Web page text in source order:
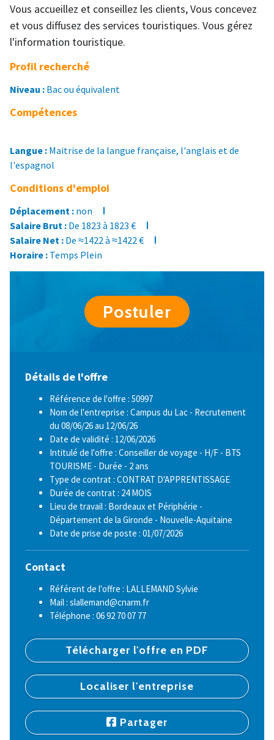
Vous accueillez et conseillez les clients, Vous concevez
et vous diffusez des services touristiques. Vous gérez
l'information touristique.
Profil recherché
Niveau : Bac ou équivalent
Compétences
Langue : Maitrise de la langue française, l'anglais et de
l'espagnol
Conditions d'emploi
Déplacement : non
Salaire Brut : De 1823 à 1823 €
Salaire Net : De ≈1422 à ≈1422 €
Horaire : Temps Plein
Postuler
Détails de l'offre
Référence de l'offre : 50997
Nom de l'entreprise : Campus du Lac - Recrutement
du 08/06/26 au 12/06/26
Date de validité : 12/06/2026
Intitulé de l'offre : Conseiller de voyage - H/F - BTS
TOURISME - Durée - 2 ans
Type de contrat : CONTRAT D'APPRENTISSAGE
Durée de contrat : 24 MOIS
Lieu de travail : Bordeaux et Périphérie -
Département de la Gironde - Nouvelle-Aquitaine
Date de prise de poste : 01/07/2026
Contact
Référent de l'offre : LALLEMAND Sylvie
Mail : slallemand@cnarm.fr
Téléphone : 06 92 70 07 77
Télécharger l'offre en PDF
Localiser l'entreprise
Partager